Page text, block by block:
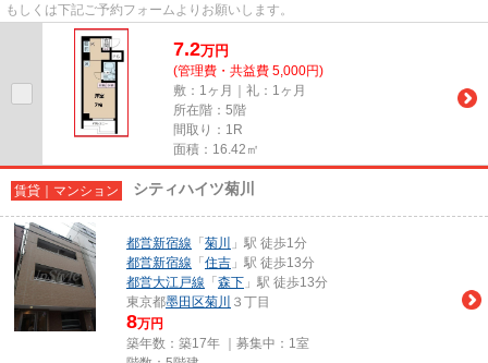
もしくは下記ご予約フォームよりお願いします。
7.2万円
(管理費・共益費 5,000円)
敷：1ヶ月｜礼：1ヶ月
所在階：5階
間取り：1R
面積：16.42㎡
賃貸｜マンション シティハイツ菊川
都営新宿線 「 菊川
」駅 徒歩1分
都営新宿線 「 住吉 」駅 徒歩13分
都営大江戸線 「 森下 」駅 徒歩13分
東京都墨田区菊川 ３丁目
8万円
築年数：築17年 ｜募集中： 1室